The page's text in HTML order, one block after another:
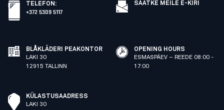
TELEFON :
+372 5309 5117
SAATKE MEILE E-KIRI
BLÅKLÄDERI PEAKONTOR
LAKI 30
12915 TALLINN
OPENING HOURS
ESMASPÄEV – REEDE 08:00 -
17:00
KÜLASTUSAADRESS
LAKI 30